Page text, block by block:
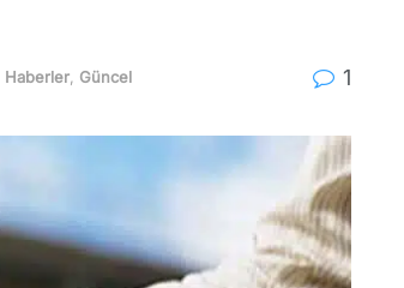
Haberler, Güncel 1